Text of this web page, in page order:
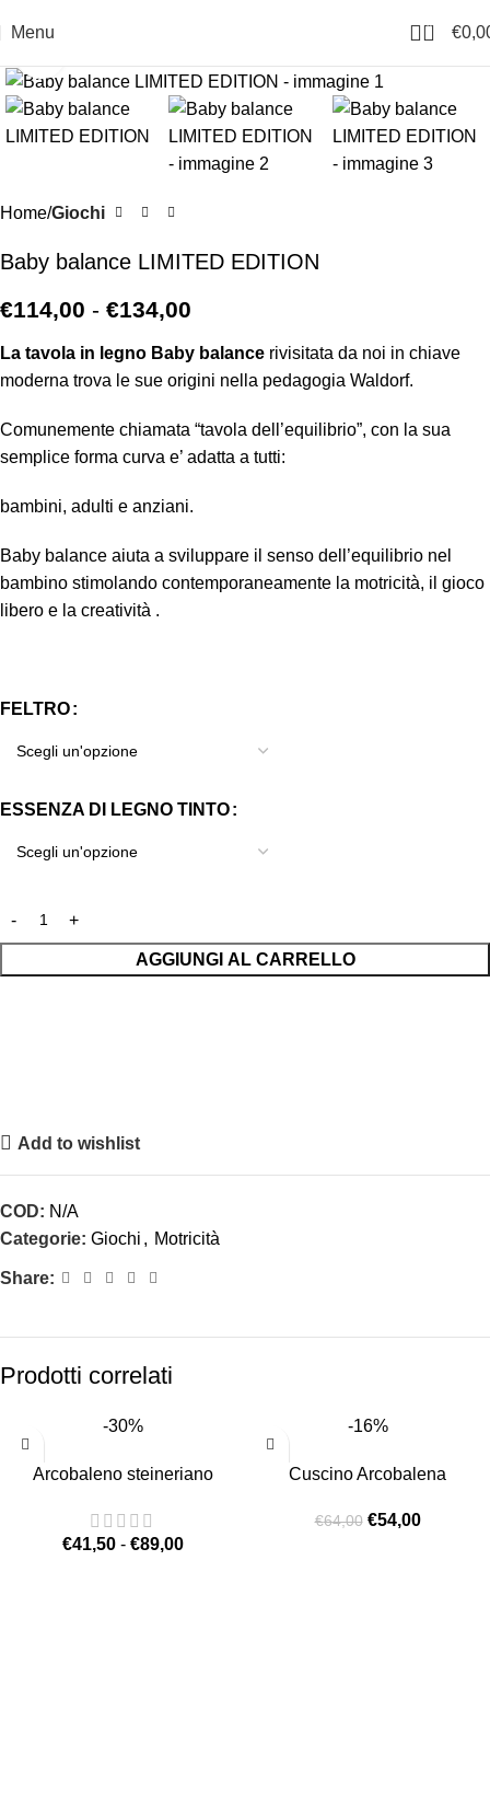
Menu 0 €
Home Giochi
Baby balance LIMITED EDITION
€114,00 - €134,00
La tavola in legno Baby balance rivisitata da noi in chiave
moderna trova le sue origini nella pedagogia Waldorf.
Comunemente chiamata “tavola dell’equilibrio”, con la sua
semplice forma curva e’ adatta a tutti:
bambini, adulti e anziani.
Baby balance aiuta a sviluppare il senso dell’equilibrio nel
bambino stimolando contemporaneamente la motricità, il gioco
libero e la creatività .
FELTRO
ESSENZA DI LEGNO TINTO
AGGIUNGI AL CARRELLO
Add to wishlist
COD: N/A
Categorie: Giochi , Motricità
Share:
Prodotti correlati
-30%
Arcobaleno steineriano
€41,50 - €89,00
-16%
Cuscino Arcobalena
€64,00 €54,00